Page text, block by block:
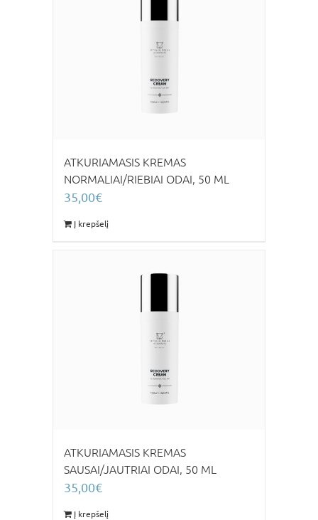
ATKURIAMASIS KREMAS
NORMALIAI/RIEBIAI ODAI, 50 ML
35,00€
Į krepšelį
ATKURIAMASIS KREMAS
SAUSAI/JAUTRIAI ODAI, 50 ML
35,00€
Į krepšelį